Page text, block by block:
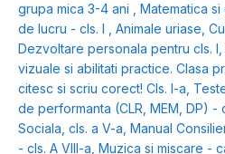
grupa mica 3-4 ani
Matematica
de lucru - cls. I
Animale uriase
Dezvoltare personala pentru cls.
vizuale si abilitati practice. Clasa
citesc si scriu corect! Cls. I-a
de performanta (CLR, MEM, DP) -
Sociala, cls. a V-a Manual
- cls. A VIII-a Muzica si miscare -